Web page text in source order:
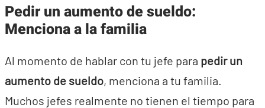
Pedir un aumento de sueldo:
Menciona a la familia
Al momento de hablar con tu jefe para pedir un
aumento de sueldo, menciona a tu familia.
Muchos jefes realmente no tienen el tiempo para